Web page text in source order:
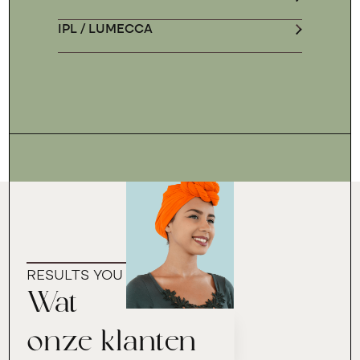
IPL / LUMECCA
RESULTS YOU CAN TRUST
Wat
onze klanten